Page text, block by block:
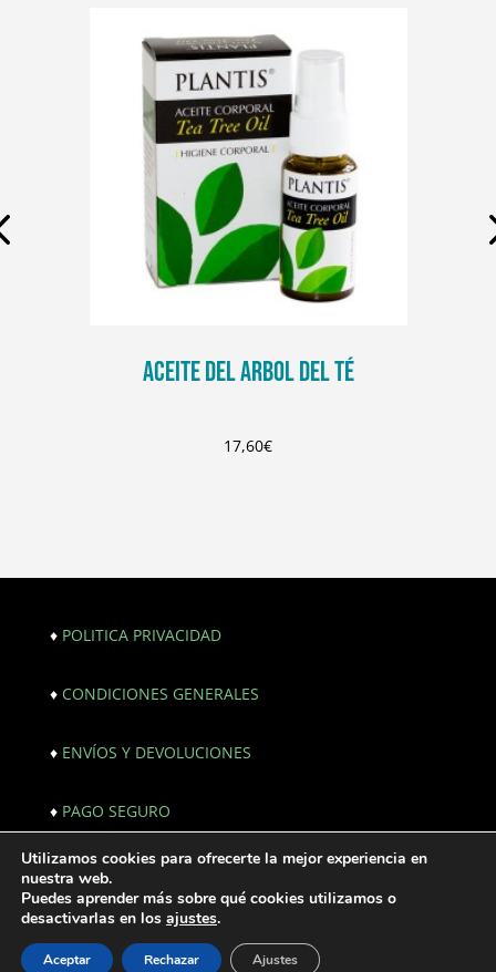
ACEITE DEL ARBOL DEL TÉ
17,60€
♦ POLITICA PRIVACIDAD
♦ CONDICIONES GENERALES
♦ ENVÍOS Y DEVOLUCIONES
♦ PAGO SEGURO
© Copyright 2021. All Rights Reserved. |
Webmaster:
JF creativos | Comunicación
Utilizamos cookies para ofrecerte la mejor experiencia en
nuestra web.
Puedes aprender más sobre qué cookies utilizamos o
desactivarlas en los ajustes.
Aceptar Rechazar Ajustes